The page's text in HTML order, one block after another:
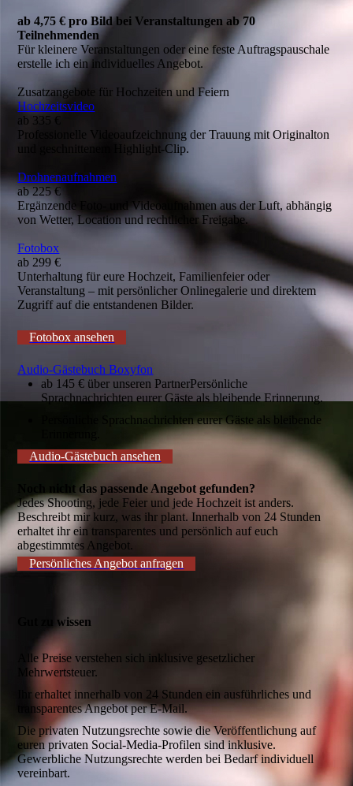
ab 4,75 € pro Bild bei Veranstaltungen ab 70
Teilnehmenden
Für kleinere Veranstaltungen oder eine feste Auftragspauschale
erstelle ich ein individuelles Angebot.
Zusatzangebote für Hochzeiten und Feiern
Hochzeitsvideo
ab 335 €
Professionelle Videoaufzeichnung der Trauung mit Originalton
und geschnittenem Highlight-Clip.
Drohnenaufnahmen
ab 225 €
Ergänzende Foto- und Videoaufnahmen aus der Luft, abhängig
von Wetter, Location und rechtlicher Freigabe.
Fotobox
ab 299 €
Unterhaltung für eure Hochzeit, Familienfeier oder
Veranstaltung – mit persönlicher Onlinegalerie und direktem
Zugriff auf die entstandenen Bilder.
Fotobox ansehen
Audio-Gästebuch Boxyfon
ab 145 € über unseren PartnerPersönliche
Sprachnachrichten eurer Gäste als bleibende Erinnerung.
Persönliche Sprachnachrichten eurer Gäste als bleibende
Audio-Gästebuch ansehen
Noch nicht das passende Angebot gefunden?
Jedes Shooting, jede Feier und jede Hochzeit ist anders.
Beschreibt mir kurz, was ihr plant. Innerhalb von 24 Stunden
erhaltet ihr ein transparentes und persönlich auf euch
abgestimmtes Angebot.
Persönliches Angebot anfragen
Gut zu wissen
Alle Preise verstehen sich inklusive gesetzlicher
Mehrwertsteuer.
Ihr erhaltet innerhalb von 24 Stunden ein ausführliches und
transparentes Angebot per E-Mail.
Die privaten Nutzungsrechte sowie die Veröffentlichung auf
euren privaten Social-Media-Profilen sind inklusive.
Gewerbliche Nutzungsrechte werden bei Bedarf individuell
vereinbart.